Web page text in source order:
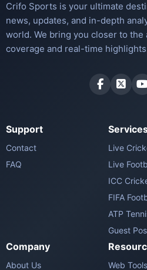
Crifo Sports is your ultimate
news, updates, and in-depth
world. We bring you closer to
coverage and real-time
Support
Contact
FAQ
Live
Live
ICC
FIFA
ATP
Guest
Company
About Us Web Tools